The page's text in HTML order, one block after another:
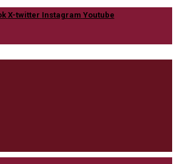
X-twitter Instagram Youtube